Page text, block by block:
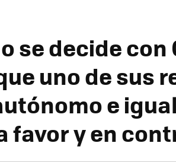
se decide con
uno de sus
e
favor y en